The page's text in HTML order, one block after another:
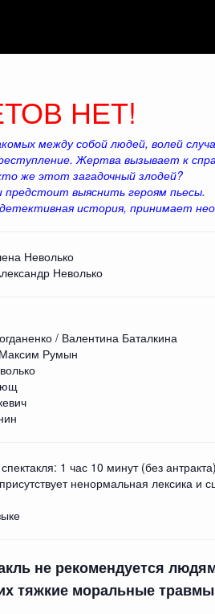
НЕТ!
между собой людей, волей
Жертва вызывает к
же этот загадочный злодей?
выяснить героям пьесы.
история, принимает
Неволько
Неволько
/ Валентина Баталкина
Румын
1 час 10 минут (без антракта)
ненормальная лексика и
не рекомендуется
тяжкие моральные травмы